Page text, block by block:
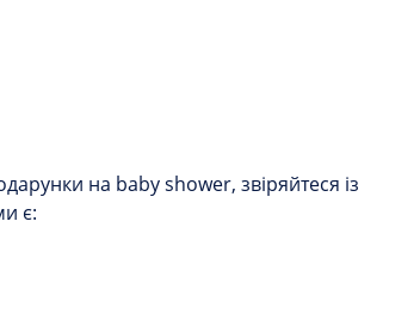
на baby shower, звіряйтеся із
є: